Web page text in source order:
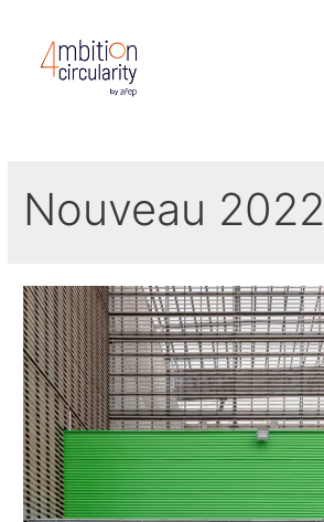
Nouveau 2022